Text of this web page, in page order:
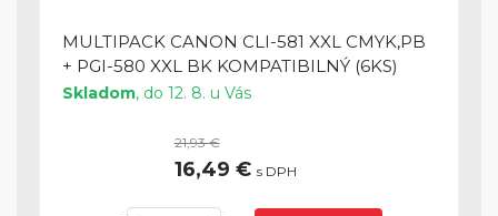
MULTIPACK CANON CLI-581 XXL CMYK,PB
+ PGI-580 XXL BK KOMPATIBILNÝ (6KS)
Skladom, do 12. 8. u Vás
21,93 €
16,49 € s DPH